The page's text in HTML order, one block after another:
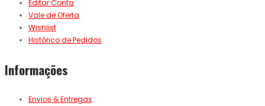
Editar Conta
Vale de Oferta
Wishlist
Histórico de Pedidos
Informações
Envios & Entregas